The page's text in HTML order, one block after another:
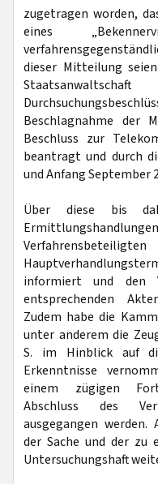
zugetragen worden,
eines
dieser Mitteilung
Beschlagnahme der
Beschluss zur
beantragt und durch
und Anfang September
Über diese bis
informiert und den
entsprechenden
Zudem habe die
unter anderem die
S. im Hinblick auf
Erkenntnisse
einem zügigen
Abschluss des
ausgegangen werden.
der Sache und der zu
Untersuchungshaft